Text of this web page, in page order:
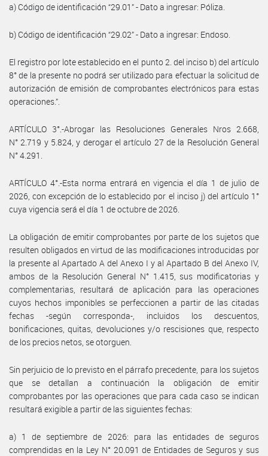
a) Código de identificación “29.01” - Dato a ingresar: Póliza.
b) Código de identificación “29.02” - Dato a ingresar: Endoso.
El registro por lote establecido en el punto 2. del inciso b) del artículo
8° de la presente no podrá ser utilizado para efectuar la solicitud de
autorización de emisión de comprobantes electrónicos para estas
operaciones.”.
ARTÍCULO 3°.-Abrogar las Resoluciones Generales Nros 2.668,
N° 2.719 y 5.824, y derogar el artículo 27 de la Resolución General
N° 4.291.
ARTÍCULO 4°.-Esta norma entrará en vigencia el día 1 de julio de
2026, con excepción de lo establecido por el inciso j) del artículo 1°
cuya vigencia será el día 1 de octubre de 2026.
La obligación de emitir comprobantes por parte de los sujetos que
resulten obligados en virtud de las modificaciones introducidas por
la presente al Apartado A del Anexo I y al Apartado B del Anexo IV,
ambos de la Resolución General N° 1.415, sus modificatorias y
complementarias, resultará de aplicación para las operaciones
cuyos hechos imponibles se perfeccionen a partir de las citadas
fechas -según corresponda-, incluidos los descuentos,
bonificaciones, quitas, devoluciones y/o rescisiones que, respecto
de los precios netos, se otorguen.
Sin perjuicio de lo previsto en el párrafo precedente, para los sujetos
que se detallan a continuación la obligación de emitir
comprobantes por las operaciones que para cada caso se indican
resultará exigible a partir de las siguientes fechas:
a) 1 de septiembre de 2026: para las entidades de seguros
comprendidas en la Ley N° 20.091 de Entidades de Seguros y sus